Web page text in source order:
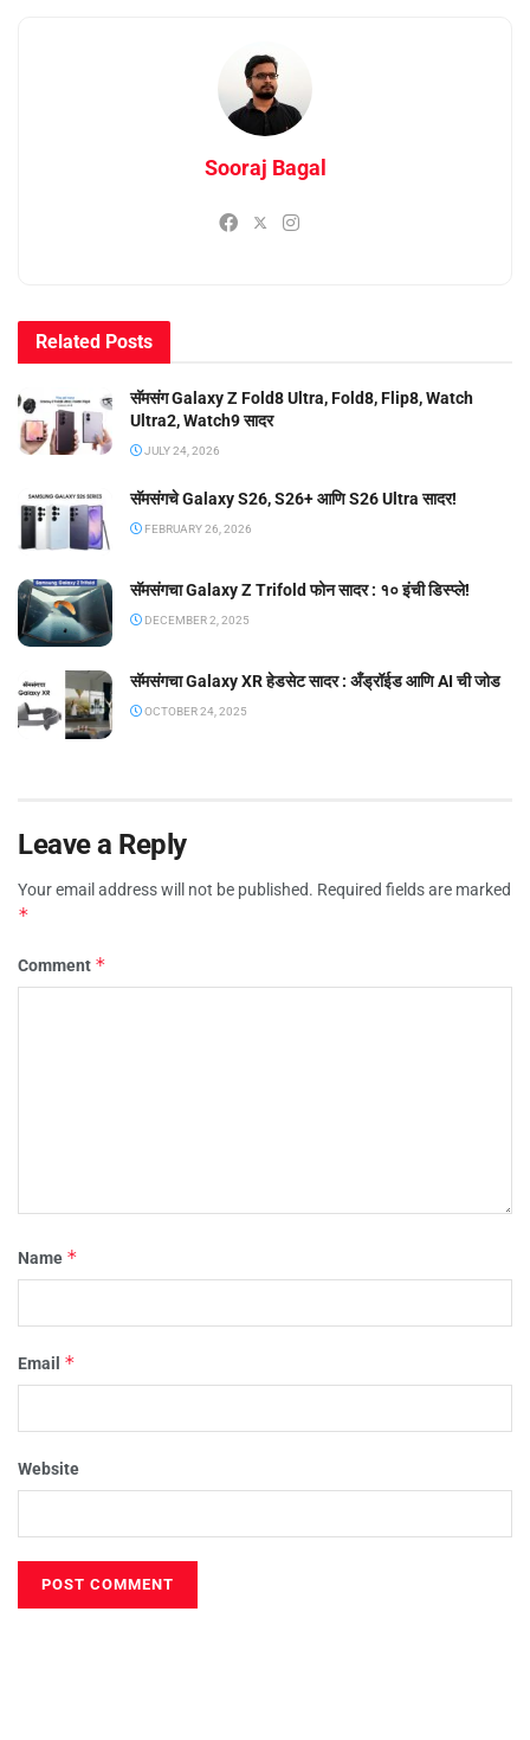
Sooraj Bagal
Related Posts
सॅमसंग Galaxy Z Fold8 Ultra, Fold8, Flip8, Watch
Ultra2, Watch9 सादर
JULY 24, 2026
सॅमसंगचे Galaxy S26, S26+ आणि S26 Ultra सादर!
FEBRUARY 26, 2026
सॅमसंगचा Galaxy Z Trifold फोन सादर : १० इंची डिस्प्ले!
DECEMBER 2, 2025
सॅमसंगचा Galaxy XR हेडसेट सादर : अँड्रॉईड आणि AI ची जोड
OCTOBER 24, 2025
Leave a Reply
Your email address will not be published. Required fields are marked
*
Comment *
Name *
Email *
Website